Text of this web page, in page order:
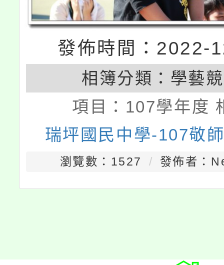
發佈時間：2022-
相簿分類： 學藝
項目： 107學年度
瑞坪國民中學-107敬
瀏覽數：1527 發佈者：